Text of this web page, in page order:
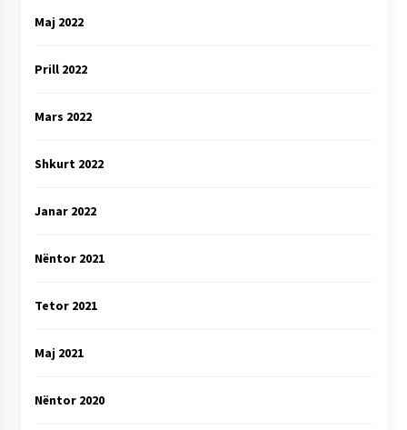
Maj 2022
Prill 2022
Mars 2022
Shkurt 2022
Janar 2022
Nëntor 2021
Tetor 2021
Maj 2021
Nëntor 2020